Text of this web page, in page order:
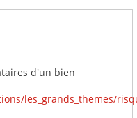
d'un bien
les_grands_themes/